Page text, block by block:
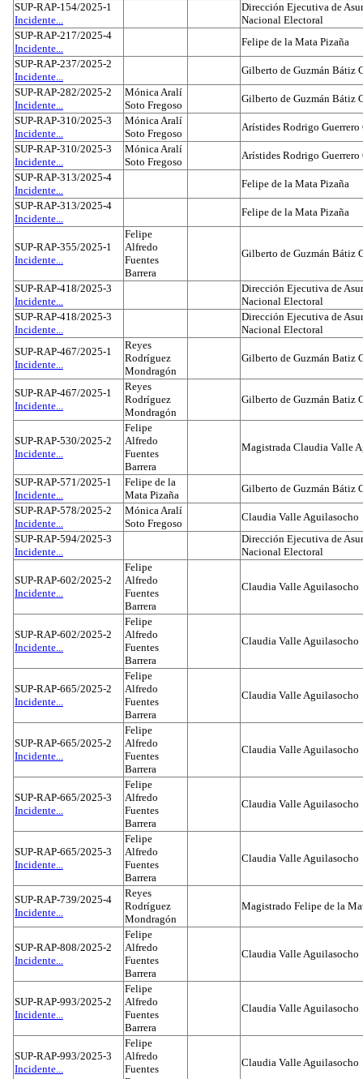
SUP-RAP-154/2025-1
Incidente...
Dirección Ejecutiva de
Nacional Electoral
SUP-RAP-217/2025-4
Incidente...
Felipe de la Mata Pizaña
SUP-RAP-237/2025-2
Incidente...
Gilberto de Guzmán Bátiz
SUP-RAP-282/2025-2
Incidente...
Mónica Aralí
Soto Fregoso
Gilberto de Guzmán Bátiz
SUP-RAP-310/2025-3
Incidente...
Mónica Aralí
Soto Fregoso
Arístides Rodrigo Guerrero
SUP-RAP-310/2025-3
Incidente...
Mónica Aralí
Soto Fregoso
Arístides Rodrigo Guerrero
SUP-RAP-313/2025-4
Incidente...
Felipe de la Mata Pizaña
SUP-RAP-313/2025-4
Incidente...
Felipe de la Mata Pizaña
SUP-RAP-355/2025-1
Incidente...
Felipe
Alfredo
Fuentes
Barrera
Gilberto de Guzmán Bátiz
SUP-RAP-418/2025-3
Incidente...
Dirección Ejecutiva de
Nacional Electoral
SUP-RAP-418/2025-3
Incidente...
Dirección Ejecutiva de
Nacional Electoral
SUP-RAP-467/2025-1
Incidente...
Reyes
Rodríguez
Mondragón
Gilberto de Guzmán Batiz
SUP-RAP-467/2025-1
Incidente...
Reyes
Rodríguez
Mondragón
Gilberto de Guzmán Batiz
SUP-RAP-530/2025-2
Incidente...
Felipe
Alfredo
Fuentes
Barrera
Magistrada Claudia Valle
SUP-RAP-571/2025-1
Incidente...
Felipe de la
Mata Pizaña
Gilberto de Guzmán Bátiz
SUP-RAP-578/2025-2
Incidente...
Mónica Aralí
Soto Fregoso
Claudia Valle Aguilasocho
SUP-RAP-594/2025-3
Incidente...
Dirección Ejecutiva de
Nacional Electoral
SUP-RAP-602/2025-2
Incidente...
Felipe
Alfredo
Fuentes
Barrera
Claudia Valle Aguilasocho
SUP-RAP-602/2025-2
Incidente...
Felipe
Alfredo
Fuentes
Barrera
Claudia Valle Aguilasocho
SUP-RAP-665/2025-2
Incidente...
Felipe
Alfredo
Fuentes
Barrera
Claudia Valle Aguilasocho
SUP-RAP-665/2025-2
Incidente...
Felipe
Alfredo
Fuentes
Barrera
Claudia Valle Aguilasocho
SUP-RAP-665/2025-3
Incidente...
Felipe
Alfredo
Fuentes
Barrera
Claudia Valle Aguilasocho
SUP-RAP-665/2025-3
Incidente...
Felipe
Alfredo
Fuentes
Barrera
Claudia Valle Aguilasocho
SUP-RAP-739/2025-4
Incidente...
Reyes
Rodríguez
Mondragón
Magistrado Felipe de la
SUP-RAP-808/2025-2
Incidente...
Felipe
Alfredo
Fuentes
Barrera
Claudia Valle Aguilasocho
SUP-RAP-993/2025-2
Incidente...
Felipe
Alfredo
Fuentes
Barrera
Claudia Valle Aguilasocho
SUP-RAP-993/2025-3
Incidente...
Felipe
Alfredo
Fuentes
Claudia Valle Aguilasocho